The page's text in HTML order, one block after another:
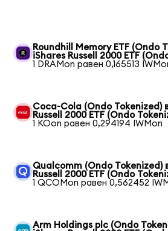
Roundhill Memory ETF (Ondo
iShares Russell 2000 ETF
1 DRAMon равен 0,165513
Coca-Cola (Ondo Tokenized)
Russell 2000 ETF (Ondo
1 KOon равен 0,294194 IWMon
Qualcomm (Ondo Tokenized)
Russell 2000 ETF (Ondo
1 QCOMon равен 0,562452
Arm Holdings plc (Ondo